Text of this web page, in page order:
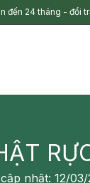
đến 24 tháng - đổi
nhật: 12/